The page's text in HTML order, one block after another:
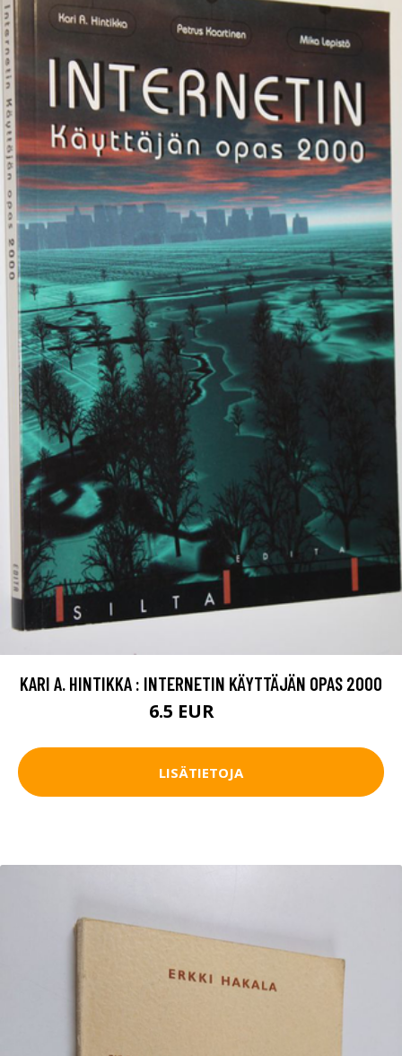
KARI A. HINTIKKA : INTERNETIN KÄYTTÄJÄN OPAS 2000
6.5 EUR
LISÄTIETOJA